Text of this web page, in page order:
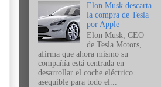
Elon Musk descarta
la compra de Tesla
por Apple
Elon Musk, CEO
de Tesla Motors,
afirma que ahora mismo su
compañía está centrada en
desarrollar el coche eléctrico
asequible para todo el...